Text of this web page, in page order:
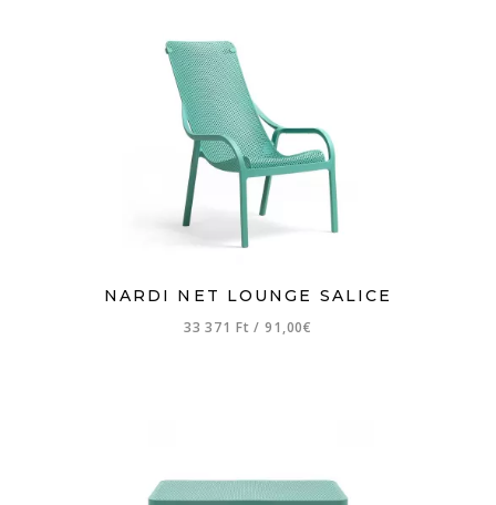
NARDI NET LOUNGE SALICE
33 371 Ft/ 91,00€